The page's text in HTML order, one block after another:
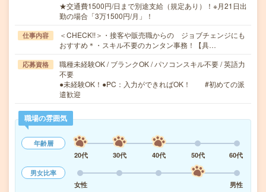
★交通費1500円/日まで別途支給（規定あり）！※月21日出
勤の場合「3万1500円/月」！
仕事内容
＜CHECK!!＞・接客や販売職からの ジョブチェンジにも
おすすめ＊・スキル不要のカンタン事務！【具…
応募資格
職種未経験OK / ブランクOK / パソコンスキル不要 / 英語力
不要
●未経験OK！●PC：入力ができればOK！ #初めての派
遣歓迎
職場の雰囲気
年齢層
20代
30代 40代 50代
60代
男女比率
女性
男性